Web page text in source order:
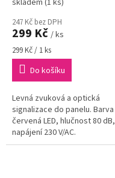
skladem (1 ks)
247 Kč bez DPH
299 Kč / ks
Měrná
cena:
299 Kč / 1 ks
Do košíku
Levná zvuková a optická
signalizace do panelu. Barva
červená LED, hlučnost 80 dB,
napájení 230 V/AC.